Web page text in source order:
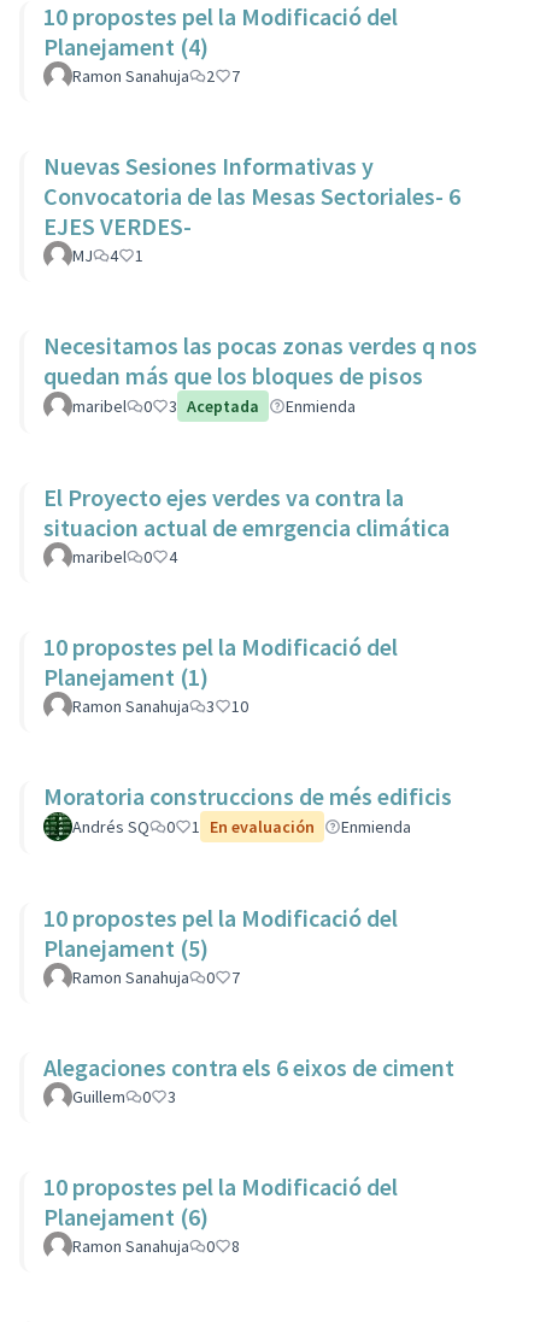
10 propostes pel la Modificació del
Planejament (4)
Ramon Sanahuja 2 7
Nuevas Sesiones Informativas y
Convocatoria de las Mesas Sectoriales- 6
EJES VERDES-
MJ 4 1
Necesitamos las pocas zonas verdes q nos
quedan más que los bloques de pisos
maribel 0 3 Aceptada Enmienda
El Proyecto ejes verdes va contra la
situacion actual de emrgencia climática
maribel 0 4
10 propostes pel la Modificació del
Planejament (1)
Ramon Sanahuja 3 10
Moratoria construccions de més edificis
Andrés SQ 0 1 En evaluación Enmienda
10 propostes pel la Modificació del
Planejament (5)
Ramon Sanahuja 0 7
Alegaciones contra els 6 eixos de ciment
Guillem 0 3
10 propostes pel la Modificació del
Planejament (6)
Ramon Sanahuja 0 8